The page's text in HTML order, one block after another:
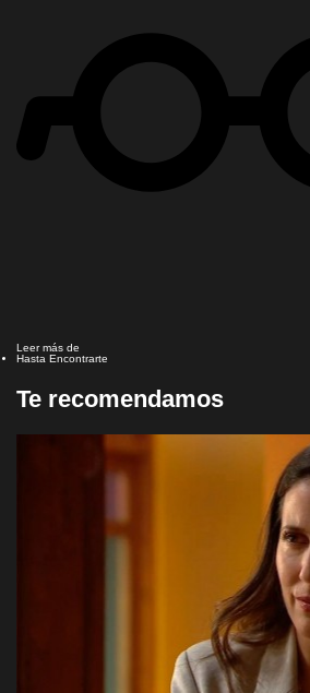
Leer más de
Hasta Encontrarte
Te recomendamos